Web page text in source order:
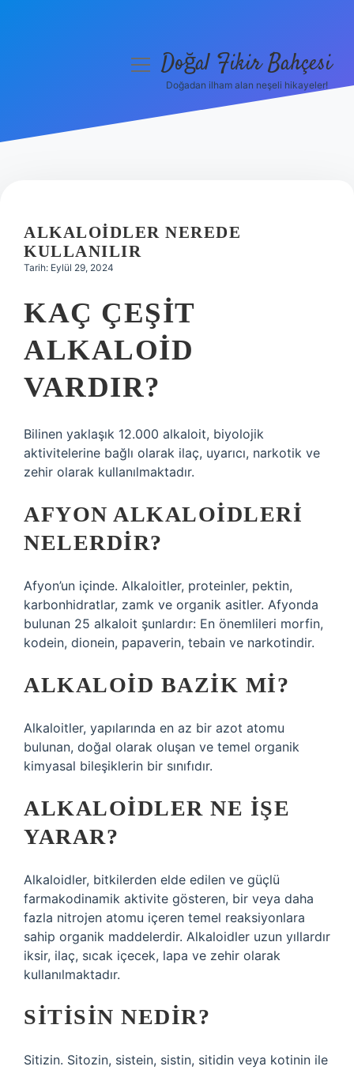
Hakkımızda
menüyüDoğal Fikir Bahçesi
Doğadan ilham alan neşeli hikayeler!
ALKALOIDLER NEREDE
KULLANILIR
Tarih: Eylül 29, 2024
KAÇ ÇEŞIT
ALKALOID
VARDIR?
Bilinen yaklaşık 12.000 alkaloit, biyolojik
aktivitelerine bağlı olarak ilaç, uyarıcı, narkotik ve
zehir olarak kullanılmaktadır.
AFYON ALKALOIDLERI
NELERDIR?
Afyon’un içinde. Alkaloitler, proteinler, pektin,
karbonhidratlar, zamk ve organik asitler. Afyonda
bulunan 25 alkaloit şunlardır: En önemlileri morfin,
kodein, dionein, papaverin, tebain ve narkotindir.
ALKALOID BAZIK MI?
Alkaloitler, yapılarında en az bir azot atomu
bulunan, doğal olarak oluşan ve temel organik
kimyasal bileşiklerin bir sınıfıdır.
ALKALOIDLER NE IŞE
YARAR?
Alkaloidler, bitkilerden elde edilen ve güçlü
farmakodinamik aktivite gösteren, bir veya daha
fazla nitrojen atomu içeren temel reaksiyonlara
sahip organik maddelerdir. Alkaloidler uzun yıllardır
iksir, ilaç, sıcak içecek, lapa ve zehir olarak
kullanılmaktadır.
SITISIN NEDIR?
Sitizin. Sitozin, sistein, sistin, sitidin veya kotinin ile